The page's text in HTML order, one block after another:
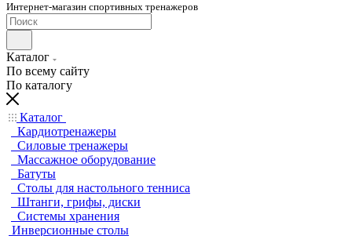
Интернет-магазин спортивных тренажеров
Каталог
По всему сайту
По каталогу
Каталог
Кардиотренажеры
Силовые тренажеры
Массажное оборудование
Батуты
Столы для настольного тенниса
Штанги, грифы, диски
Системы хранения
Инверсионные столы